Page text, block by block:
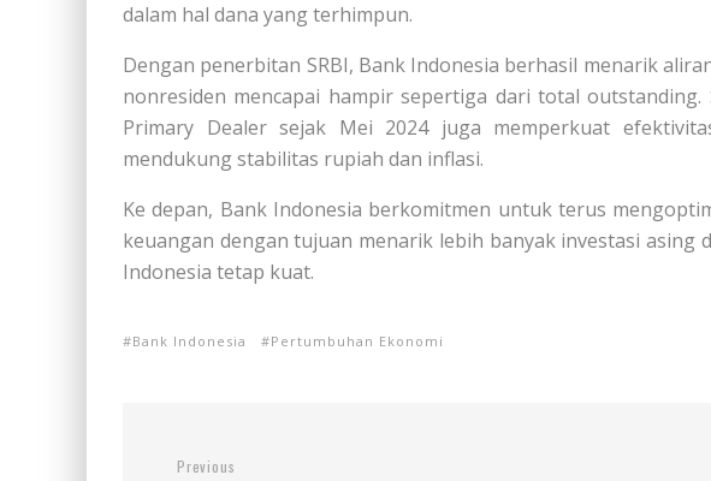
dalam hal dana yang terhimpun.
Dengan penerbitan SRBI, Bank Indonesia berhasil menarik
nonresiden mencapai hampir sepertiga dari total outstanding.
Primary Dealer sejak Mei 2024 juga memperkuat
mendukung stabilitas rupiah dan inflasi.
Ke depan, Bank Indonesia berkomitmen untuk terus
keuangan dengan tujuan menarik lebih banyak investasi asing
Indonesia tetap kuat.
Bank Indonesia Pertumbuhan Ekonomi
Previous